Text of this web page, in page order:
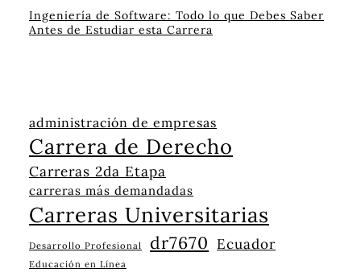
Ingeniería de Software: Todo lo que Debes Saber
Antes de Estudiar esta Carrera
administración de empresas
Carrera de Derecho
Carreras 2da Etapa
carreras más demandadas
Carreras Universitarias
Desarrollo Profesional dr7670 Ecuador
Educación en Línea